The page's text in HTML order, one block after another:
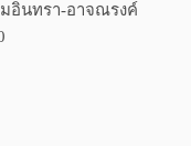
อินทรา-อาจณรงค์